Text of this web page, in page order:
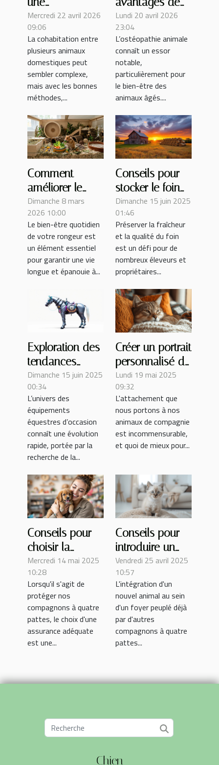
cohabitation
harmonieuse
entre plusieurs
animaux
domestiques
Mercredi 22 avril 2026
09:06
La cohabitation entre
plusieurs animaux
domestiques peut
sembler complexe,
mais avec les bonnes
méthodes,...
l'ostéopathie
pour les
animaux âgés ?
Lundi 20 avril 2026
23:04
L’ostéopathie animale
connaît un essor
notable,
particulièrement pour
le bien-être des
animaux âgés....
Comment
améliorer le
bien-être
quotidien de
votre rongeur ?
Dimanche 8 mars
2026 10:00
Le bien-être quotidien
de votre rongeur est
un élément essentiel
pour garantir une vie
longue et épanouie à...
Conseils pour
stocker le foin
afin de
préserver sa
fraîcheur et sa
qualité
Dimanche 15 juin 2025
01:46
Préserver la fraîcheur
et la qualité du foin
est un défi pour de
nombreux éleveurs et
propriétaires...
Exploration des
tendances
futures dans les
équipements
équestres
d'occasion
Dimanche 15 juin 2025
00:34
L’univers des
équipements
équestres d’occasion
connaît une évolution
rapide, portée par la
recherche de la...
Créer un portrait
personnalisé de
votre animal :
étapes et
conseils
Lundi 19 mai 2025
09:32
L'attachement que
nous portons à nos
animaux de compagnie
est incommensurable,
et quoi de mieux pour...
Conseils pour
choisir la
meilleure
assurance pour
votre animal
Mercredi 14 mai 2025
10:28
Lorsqu'il s'agit de
protéger nos
compagnons à quatre
pattes, le choix d'une
assurance adéquate
est une...
Conseils pour
introduire un
nouvel animal
dans un foyer
avec d'autres
animaux
Vendredi 25 avril 2025
10:57
L'intégration d'un
nouvel animal au sein
d'un foyer peuplé déjà
par d'autres
compagnons à quatre
pattes...
Chien